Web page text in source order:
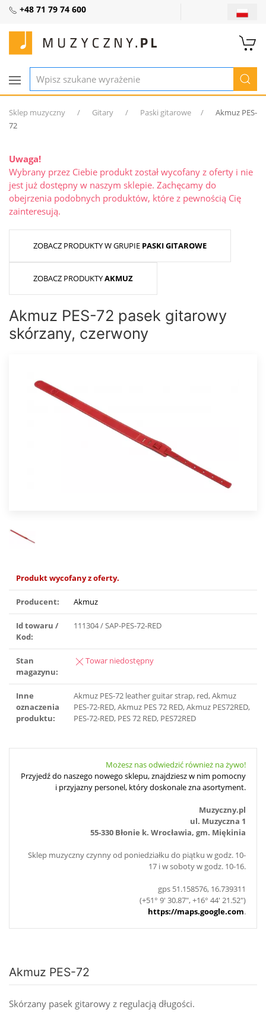
+48 71 79 74 600
Sklep muzyczny Gitary Paski gitarowe
Akmuz PES-
72
Uwaga!
Wybrany przez Ciebie produkt został wycofany z oferty i nie
jest już dostępny w naszym sklepie. Zachęcamy do
obejrzenia podobnych produktów, które z pewnością Cię
zainteresują.
ZOBACZ PRODUKTY W GRUPIE PASKI GITAROWE
ZOBACZ PRODUKTYAKMUZ
Akmuz PES-72 pasek gitarowy
skórzany, czerwony
Produkt wycofany z oferty.
Producent: Akmuz
Id towaru /
Kod:
111304 / SAP-PES-72-RED
Stan
magazynu:
Towar niedostępny
Inne
oznaczenia
produktu:
Akmuz PES-72 leather guitar strap, red, Akmuz
PES-72-RED, Akmuz PES 72 RED, Akmuz PES72RED,
PES-72-RED, PES 72 RED, PES72RED
Możesz nas odwiedzić również na żywo!
Przyjedź do naszego nowego sklepu, znajdziesz w nim pomocny
i przyjazny personel, który doskonale zna asortyment.
Muzyczny.pl
ul. Muzyczna 1
55-330 Błonie k. Wrocławia, gm. Miękinia
Sklep muzyczny czynny od poniedziałku do piątku w godz. 10-
17 i w soboty w godz. 10-16.
gps 51.158576, 16.739311
(+51° 9' 30.87", +16° 44' 21.52")
https://maps.google.com.
Akmuz PES-72
Skórzany pasek gitarowy z regulacją długości.